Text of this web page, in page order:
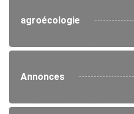
agroécologie
Annonces